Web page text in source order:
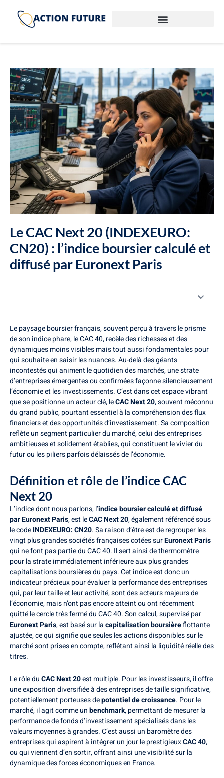
Le CAC Next 20 (INDEXEURO:
CN20) : l’indice boursier calculé et
diffusé par Euronext Paris
Le paysage boursier français, souvent perçu à travers le prisme
de son indice phare, le CAC 40, recèle des richesses et des
dynamiques moins visibles mais tout aussi fondamentales pour
qui souhaite en saisir les nuances. Au-delà des géants
incontestés qui animent le quotidien des marchés, une strate
d’entreprises émergentes ou confirmées façonne silencieusement
l’économie et les investissements. C’est dans cet espace vibrant
que se positionne un acteur clé, leCAC Next 20, souvent méconnu
du grand public, pourtant essentiel à la compréhension des flux
financiers et des opportunités d’investissement. Sa composition
reflète un segment particulier du marché, celui des entreprises
ambitieuses et solidement établies, qui constituent le vivier du
futur ou les piliers parfois délaissés de l’économie.
Définition et rôle de l’indice CAC
Next 20
L’indice dont nous parlons, l’indice boursier calculé et diffusé
par Euronext Paris, est leCAC Next 20, également référencé sous
le codeINDEXEURO: CN20. Sa raison d’être est de regrouper les
vingt plus grandes sociétés françaises cotées surEuronext Paris
qui ne font pas partie du CAC 40. Il sert ainsi de thermomètre
pour la strate immédiatement inférieure aux plus grandes
capitalisations boursières du pays. Cet indice est donc un
indicateur précieux pour évaluer la performance des entreprises
qui, par leur taille et leur activité, sont des acteurs majeurs de
l’économie, mais n’ont pas encore atteint ou ont récemment
quitté le cercle très fermé du CAC 40. Son calcul, supervisé par
Euronext Paris, est basé sur lacapitalisation boursièreflottante
ajustée, ce qui signifie que seules les actions disponibles sur le
marché sont prises en compte, reflétant ainsi la liquidité réelle des
titres.
Le rôle duCAC Next 20est multiple. Pour les investisseurs, il offre
une exposition diversifiée à des entreprises de taille significative,
potentiellement porteuses depotentiel de croissance. Pour le
marché, il agit comme unbenchmark, permettant de mesurer la
performance de fonds d’investissement spécialisés dans les
valeurs moyennes à grandes. C’est aussi un baromètre des
entreprises qui aspirent à intégrer un jour le prestigieuxCAC 40,
ou qui viennent d’en sortir, offrant ainsi une visibilité sur la
dynamique des forces économiques en France.